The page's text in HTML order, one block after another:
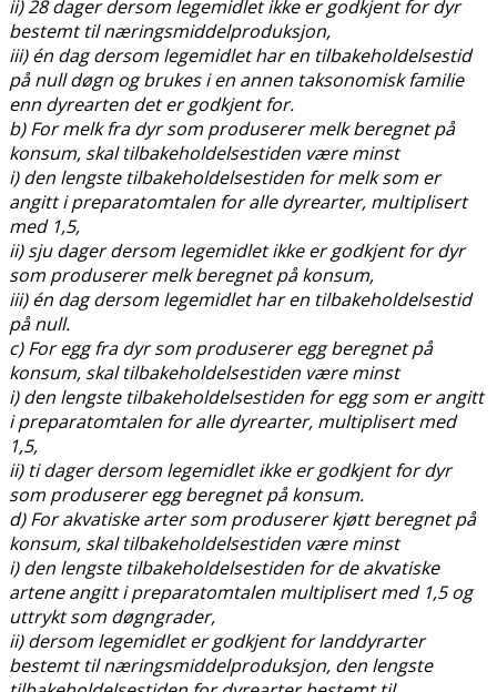
ii) 28 dager dersom legemidlet ikke er godkjent for dyr
bestemt til næringsmiddelproduksjon,
iii) én dag dersom legemidlet har en tilbakeholdelsestid
på null døgn og brukes i en annen taksonomisk familie
enn dyrearten det er godkjent for.
b) For melk fra dyr som produserer melk beregnet på
konsum, skal tilbakeholdelsestiden være minst
i) den lengste tilbakeholdelsestiden for melk som er
angitt i preparatomtalen for alle dyrearter, multiplisert
med 1,5,
ii) sju dager dersom legemidlet ikke er godkjent for dyr
som produserer melk beregnet på konsum,
iii) én dag dersom legemidlet har en tilbakeholdelsestid
på null.
c) For egg fra dyr som produserer egg beregnet på
konsum, skal tilbakeholdelsestiden være minst
i) den lengste tilbakeholdelsestiden for egg som er angitt
i preparatomtalen for alle dyrearter, multiplisert med
1,5,
ii) ti dager dersom legemidlet ikke er godkjent for dyr
som produserer egg beregnet på konsum.
d) For akvatiske arter som produserer kjøtt beregnet på
konsum, skal tilbakeholdelsestiden være minst
i) den lengste tilbakeholdelsestiden for de akvatiske
artene angitt i preparatomtalen multiplisert med 1,5 og
uttrykt som døgngrader,
ii) dersom legemidlet er godkjent for landdyrarter
bestemt til næringsmiddelproduksjon, den lengste